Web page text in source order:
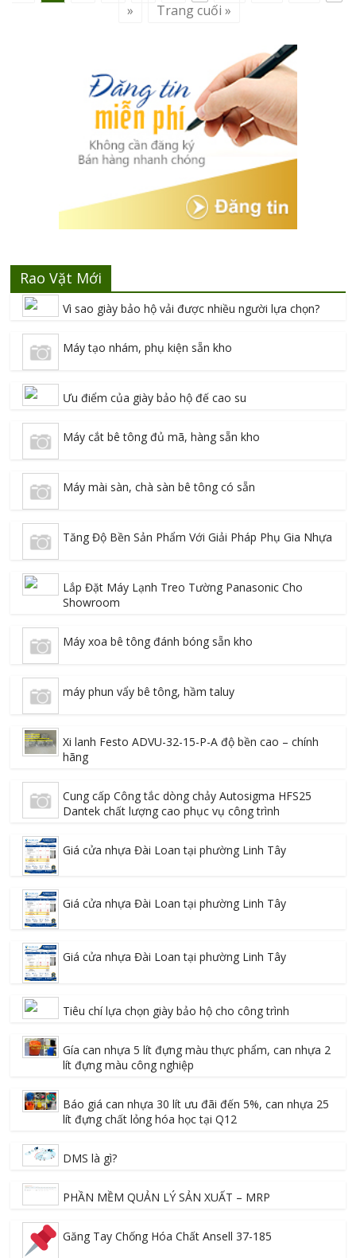
»
Trang cuối »
Rao Vặt Mới
Vì sao giày bảo hộ vải được nhiều người lựa chọn?
Máy tạo nhám, phụ kiện sẵn kho
Ưu điểm của giày bảo hộ đế cao su
Máy cắt bê tông đủ mã, hàng sẵn kho
Máy mài sàn, chà sàn bê tông có sẵn
Tăng Độ Bền Sản Phẩm Với Giải Pháp Phụ Gia Nhựa
Lắp Đặt Máy Lạnh Treo Tường Panasonic Cho
Showroom
Máy xoa bê tông đánh bóng sẵn kho
máy phun vẩy bê tông, hầm taluy
Xi lanh Festo ADVU-32-15-P-A độ bền cao – chính
hãng
Cung cấp Công tắc dòng chảy Autosigma HFS25
Dantek chất lượng cao phục vụ công trình
Giá cửa nhựa Đài Loan tại phường Linh Tây
Giá cửa nhựa Đài Loan tại phường Linh Tây
Giá cửa nhựa Đài Loan tại phường Linh Tây
Tiêu chí lựa chọn giày bảo hộ cho công trình
Gía can nhựa 5 lít đựng màu thực phẩm, can nhựa 2
lít đựng màu công nghiệp
Báo giá can nhựa 30 lít ưu đãi đến 5%, can nhựa 25
lít đựng chất lỏng hóa học tại Q12
DMS là gì?
PHẦN MỀM QUẢN LÝ SẢN XUẤT – MRP
Găng Tay Chống Hóa Chất Ansell 37-185